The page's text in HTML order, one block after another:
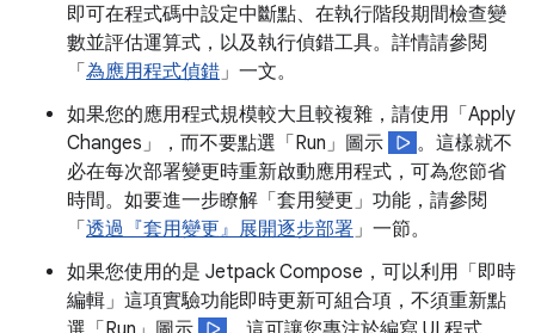
即可在程式碼中設定中斷點、在執行階段期間檢查變
數並評估運算式，以及執行偵錯工具。詳情請參閱
「為應用程式偵錯 」一文。
如果您的應用程式規模較大且較複雜，請使用「Apply
Changes」，而不要點選「Run」 圖示
。這樣就不
必在每次部署變更時重新啟動應用程式，可為您節省
時間。如要進一步瞭解「套用變更」功能，請參閱
「透過『套用變更』展開逐步部署 」一節。
如果您使用的是 Jetpack Compose，可以利用「即時
編輯」這項實驗功能即時更新可組合項，不須重新點